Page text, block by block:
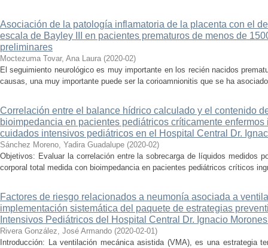
Asociación de la patología inflamatoria de la placenta con el
escala de Bayley III en pacientes prematuros de menos de
preliminares
Moctezuma Tovar, Ana Laura (2020-02)
El seguimiento neurológico es muy importante en los recién nacidos
causas, una muy importante puede ser la corioamnionitis que se ha
Correlación entre el balance hídrico calculado y el contenido
bioimpedancia en pacientes pediátricos críticamente
cuidados intensivos pediátricos en el Hospital Central Dr.
Sánchez Moreno, Yadira Guadalupe (2020-02)
Objetivos: Evaluar la correlación entre la sobrecarga de líquidos medidos
corporal total medida con bioimpedancia en pacientes pediátricos críticos
Factores de riesgo relacionados a neumonía asociada a
implementación sistemática del paquete de estrategias
Intensivos Pediátricos del Hospital Central Dr. Ignacio
Rivera González, José Armando (2020-02-01)
Introducción: La ventilación mecánica asistida (VMA), es una estrategia